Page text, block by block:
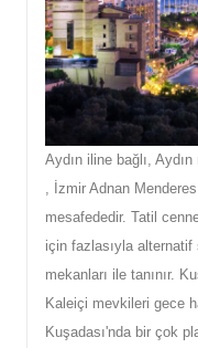
Aydın iline bağlı,
, İzmir Adnan
mesafededir. Tatil
için fazlasıyla
mekanları ile tanınır.
Kaleiçi mevkileri gece
Kuşadası'nda bir çok